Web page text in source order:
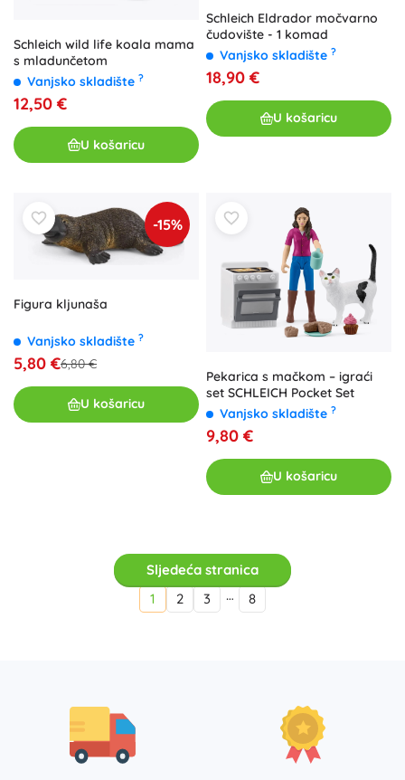
Schleich wild life koala mama
s mladunčetom
Vanjsko skladište ?
12,50 €
U košaricu
Schleich Eldrador močvarno
čudovište - 1 komad
Vanjsko skladište ?
18,90 €
U košaricu
-15%
Figura kljunaša
Vanjsko skladište ?
5,80 €6,80 €
U košaricu
Pekarica s mačkom – igraći
set SCHLEICH Pocket Set
Vanjsko skladište ?
9,80 €
U košaricu
Sljedeća stranica
1
2 3 … 8